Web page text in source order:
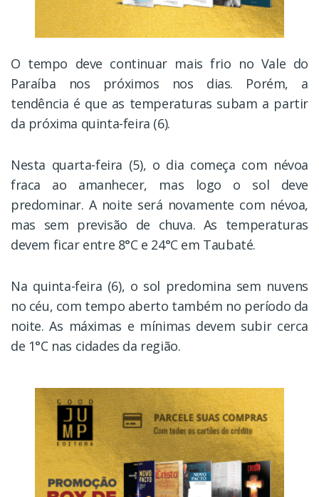
O tempo deve continuar mais frio no Vale do
Paraíba nos próximos nos dias. Porém, a
tendência é que as temperaturas subam a partir
da próxima quinta-feira (6).
Nesta quarta-feira (5), o dia começa com névoa
fraca ao amanhecer, mas logo o sol deve
predominar. A noite será novamente com névoa,
mas sem previsão de chuva. As temperaturas
devem ficar entre 8°C e 24°C em Taubaté.
Na quinta-feira (6), o sol predomina sem nuvens
no céu, com tempo aberto também no período da
noite. As máximas e mínimas devem subir cerca
de 1°C nas cidades da região.